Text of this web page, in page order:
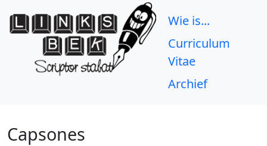
Wie is...
Curriculum
Vitae
Archief
Capsones